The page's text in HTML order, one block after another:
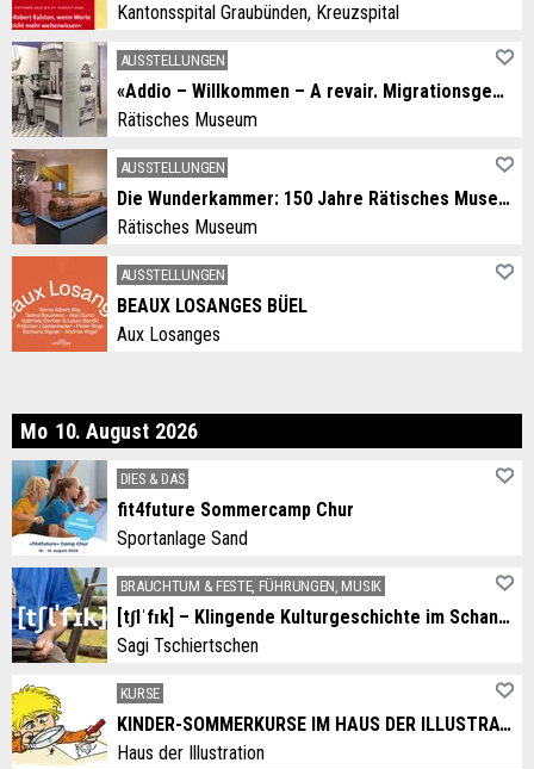
Kantonsspital Graubünden, Kreuzspital
AUSSTELLUNGEN
«Addio – Willkommen – A revair. Migrationsgeschichten aus dem Grandhotel Alpen»
Rätisches Museum
AUSSTELLUNGEN
Die Wunderkammer: 150 Jahre Rätisches Museum
Rätisches Museum
AUSSTELLUNGEN
BEAUX LOSANGES BÜEL
Aux Losanges
Montag
10. August 2026
DIES & DAS
fit4future Sommercamp Chur
Sportanlage Sand
BRAUCHTUM & FESTE, FÜHRUNGEN, MUSIK
[tʃlˈfɪk] – Klingende Kulturgeschichte im Schanfigg
Sagi Tschiertschen
KURSE
KINDER-SOMMERKURSE IM HAUS DER ILLUSTRATION
Haus der Illustration